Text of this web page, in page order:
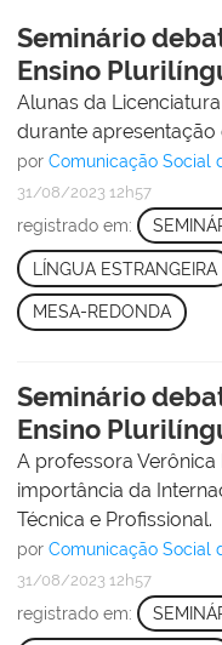
Seminário
Ensino
Alunas da
durante
por Comunicação Social
31/08/2023 12h57
registrado em:
LÍNGUA ESTRANGEIRA
MESA-REDONDA
Seminário
Ensino
A professora Verônica
importância da
Técnica e Profissional.
por Comunicação Social
31/08/2023 12h57
registrado em: